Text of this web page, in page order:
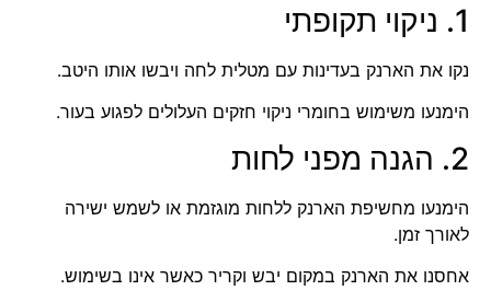
1. ניקוי תקופתי
נקו את הארנק בעדינות עם מטלית לחה ויבשו אותו היטב.
הימנעו משימוש בחומרי ניקוי חזקים העלולים לפגוע בעור.
2. הגנה מפני לחות
הימנעו מחשיפת הארנק ללחות מוגזמת או לשמש ישירה
לאורך זמן.
אחסנו את הארנק במקום יבש וקריר כאשר אינו בשימוש.